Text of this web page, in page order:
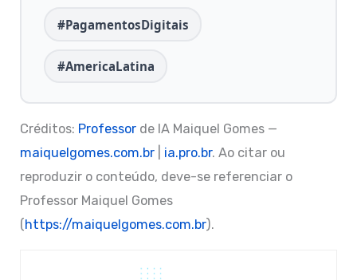
#PagamentosDigitais
#AmericaLatina
Créditos: Professor de IA Maiquel Gomes —
maiquelgomes.com.br
ia.pro.br. Ao citar ou
reproduzir o conteúdo, deve-se referenciar o
Professor Maiquel Gomes
(https://maiquelgomes.com.br).